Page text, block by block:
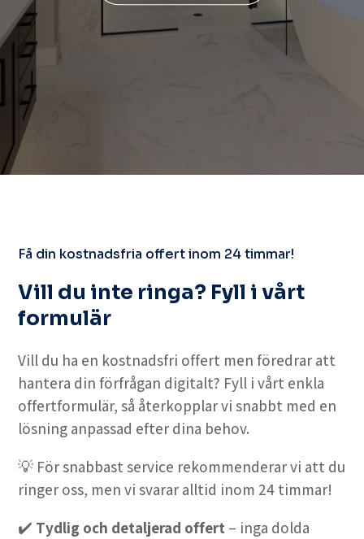
Få din kostnadsfria offert inom 24 timmar!
Vill du inte ringa? Fyll i vårt
formulär
Vill du ha en kostnadsfri offert men föredrar att
hantera din förfrågan digitalt? Fyll i vårt enkla
offertformulär, så återkopplar vi snabbt med en
lösning anpassad efter dina behov.
💡 För snabbast service rekommenderar vi att du
ringer oss, men vi svarar alltid inom 24 timmar!
✔️ Tydlig och detaljerad offert – inga dolda